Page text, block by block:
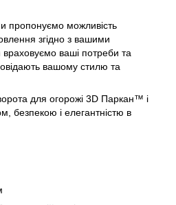
пропонуємо можливість
згідно з вашими
ваші потреби та
вашому стилю та
для огорожі 3D Паркан™ і
безпекою і елегантністю в